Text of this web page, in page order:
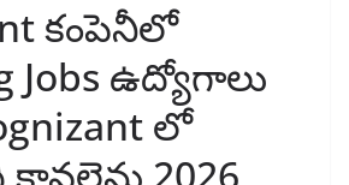
కంపెనీలో
Jobs ఉద్యోగాలు
లో